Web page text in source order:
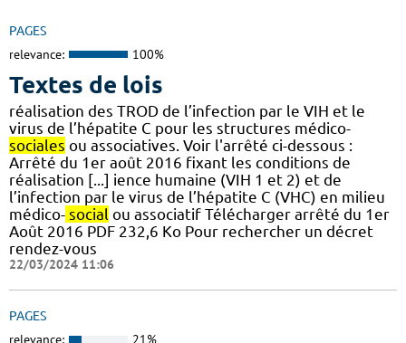
PAGES
relevance: 100%
Textes de lois
réalisation des TROD de l’infection par le VIH et le
virus de l’hépatite C pour les structures médico-
sociales ou associatives. Voir l'arrêté ci-dessous :
Arrêté du 1er août 2016 fixant les conditions de
réalisation [...] ience humaine (VIH 1 et 2) et de
l’infection par le virus de l’hépatite C (VHC) en milieu
médico- social ou associatif Télécharger arrêté du 1er
Août 2016 PDF 232,6 Ko Pour rechercher un décret
rendez-vous
22/03/2024 11:06
PAGES
relevance: 21%